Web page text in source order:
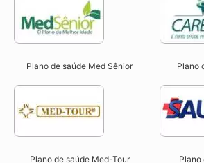
Plano de saúde Med Sênior Plano
Plano de saúde Med-Tour Plano